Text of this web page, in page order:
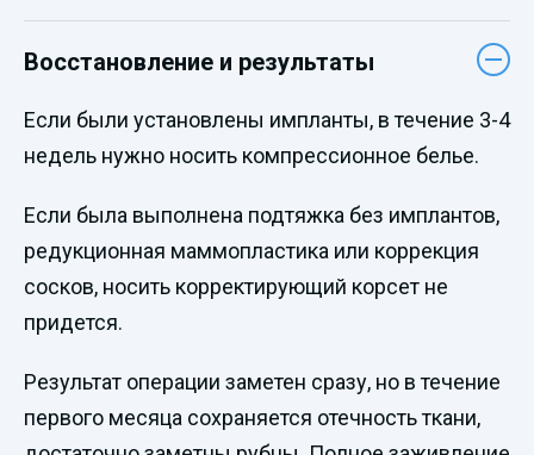
Восстановление и результаты
Если были установлены импланты, в течение 3-4
недель нужно носить компрессионное белье.
Если была выполнена подтяжка без имплантов,
редукционная маммопластика или коррекция
сосков, носить корректирующий корсет не
придется.
Результат операции заметен сразу, но в течение
первого месяца сохраняется отечность ткани,